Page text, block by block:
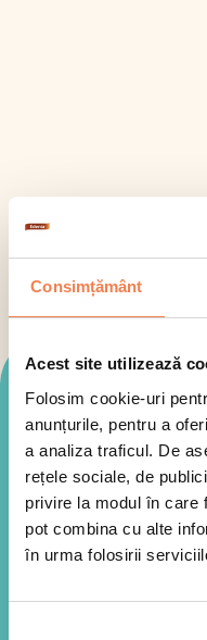
Consimțământ
Acest site utilizează
Folosim cookie-uri
anunțurile, pentru a
a analiza traficul. De
rețele sociale, de
privire la modul în care
pot combina cu alte
în urma folosirii
Mod de